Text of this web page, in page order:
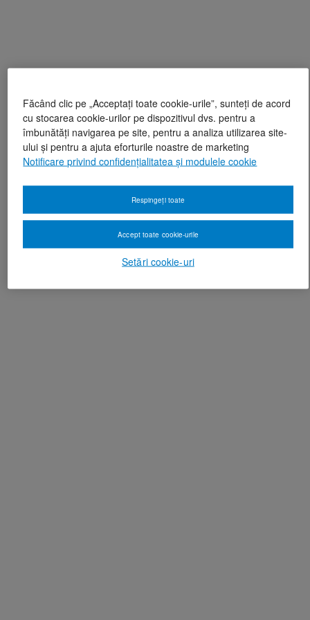
Făcând clic pe „Acceptați toate cookie-urile”, sunteți de acord
cu stocarea cookie-urilor pe dispozitivul dvs. pentru a
îmbunătăți navigarea pe site, pentru a analiza utilizarea site-
ului și pentru a ajuta eforturile noastre de marketing
Notificare privind confidențialitatea și modulele cookie
Setări cookie-uri
Respingeți toate
Accept toate cookie-urile